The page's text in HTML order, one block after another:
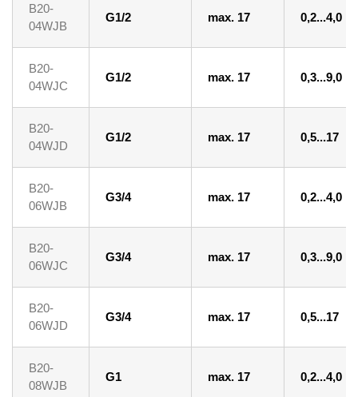
B20-
04WJB
G1/2 max. 17 0,2...4,0
B20-
04WJC
G1/2 max. 17 0,3...9,0
B20-
04WJD
G1/2 max. 17 0,5...17
B20-
06WJB
G3/4 max. 17 0,2...4,0
B20-
06WJC
G3/4 max. 17 0,3...9,0
B20-
06WJD
G3/4 max. 17 0,5...17
B20-
08WJB
G1 max. 17 0,2...4,0